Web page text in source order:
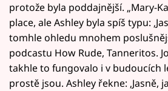
protože byla poddajnější. „Mary-
place, ale Ashley byla spíš typu:
tomhle ohledu mnohem
podcastu How Rude, Tanneritos.
takhle to fungovalo i v budoucích
prostě jsou. Ashley řekne: ‚Jasně,